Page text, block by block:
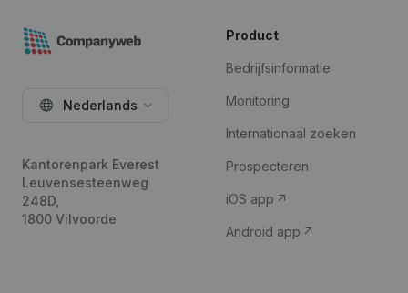
Nederlands
Kantorenpark Everest
Leuvensesteenweg
248D,
1800 Vilvoorde
Product
Bedrijfsinformatie
Monitoring
Internationaal zoeken
Prospecteren
iOS app
Android app